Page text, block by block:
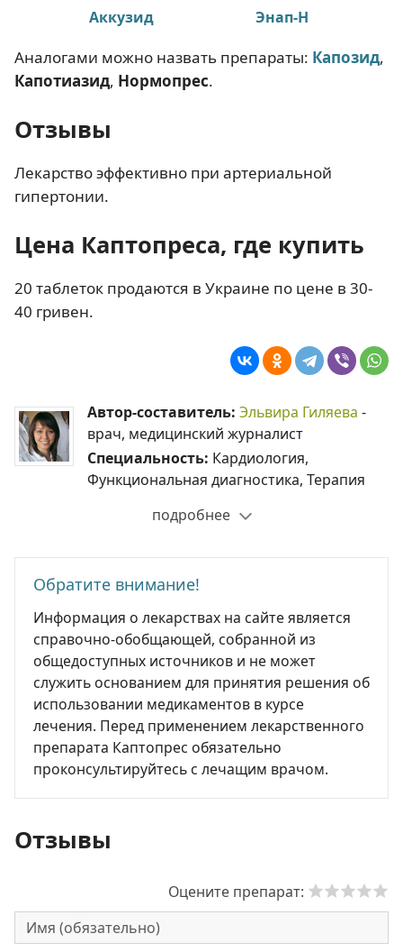
Аккузид Энап-Н
Аналогами можно назвать препараты: Капозид,
Капотиазид, Нормопрес.
Отзывы
Лекарство эффективно при артериальной
гипертонии.
Цена Каптопреса, где купить
20 таблеток продаются в Украине по цене в 30-
40 гривен.
Автор-составитель: Эльвира Гиляева -
врач, медицинский журналист
Специальность: Кардиология,
Функциональная диагностика, Терапия
подробнее
Обратите внимание!
Информация о лекарствах на сайте является
справочно-обобщающей, собранной из
общедоступных источников и не может
служить основанием для принятия решения об
использовании медикаментов в курсе
лечения. Перед применением лекарственного
препарата Каптопрес обязательно
проконсультируйтесь с лечащим врачом.
Отзывы
Оцените препарат: